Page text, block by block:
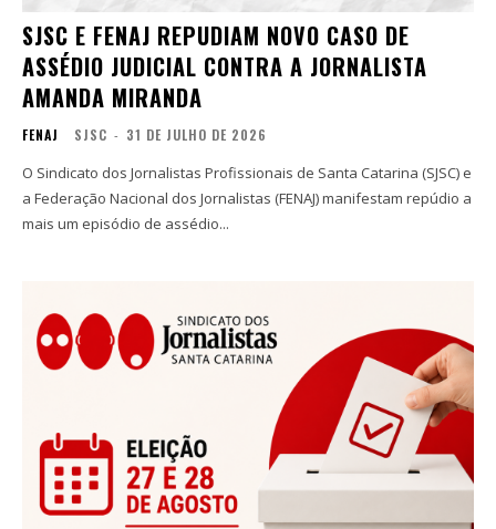
SJSC E FENAJ REPUDIAM NOVO CASO DE
ASSÉDIO JUDICIAL CONTRA A JORNALISTA
AMANDA MIRANDA
FENAJ SJSC - 31 DE JULHO DE 2026
O Sindicato dos Jornalistas Profissionais de Santa Catarina (SJSC) e
a Federação Nacional dos Jornalistas (FENAJ) manifestam repúdio a
mais um episódio de assédio...